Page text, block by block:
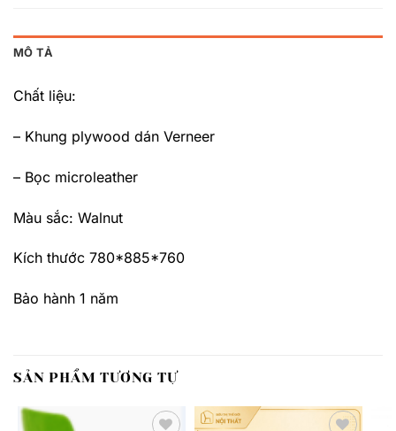
MÔ TẢ
Chất liệu:
– Khung plywood dán Verneer
– Bọc microleather
Màu sắc: Walnut
Kích thước 780*885*760
Bảo hành 1 năm
SẢN PHẨM TƯƠNG TỰ